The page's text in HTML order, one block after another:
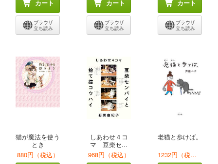
カート
ブラウザ
立ち読み
カート
ブラウザ
立ち読み
カート
ブラウザ
立ち読み
猫が魔法を使う
とき
880円（税込）
しあわせ４コ
マ 豆柴セ...
968円（税込）
老猫と歩けば。
1232円（税込）